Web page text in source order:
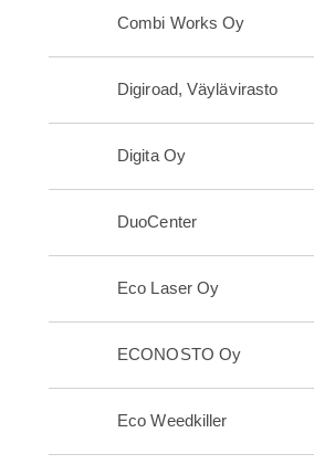
Combi Works Oy
Digiroad, Väylävirasto
Digita Oy
DuoCenter
Eco Laser Oy
ECONOSTO Oy
Eco Weedkiller